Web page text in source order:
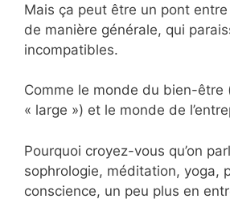
Mais ça peut être un pont
de manière générale, qui
incompatibles.
Comme le monde du bien-être
« large ») et le monde de
Pourquoi croyez-vous qu’on
sophrologie, méditation, yoga,
conscience, un peu plus en